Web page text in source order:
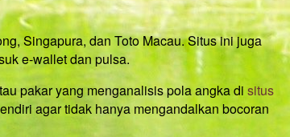
Singapura, dan Toto Macau. Situs ini juga
e-wallet dan pulsa.
pakar yang menganalisis pola angka di situs
agar tidak hanya mengandalkan bocoran